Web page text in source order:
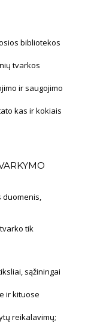
bibliotekos
tvarkos
ir saugojimo
kas ir kokiais
duomenis,
tik
sąžiningai
ir kituose
reikalavimų;